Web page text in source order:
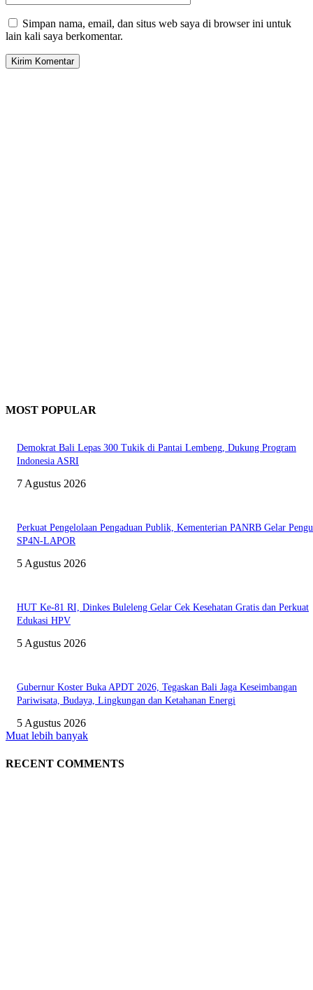
Simpan nama, email, dan situs web saya di browser ini untuk
lain kali saya berkomentar.
MOST POPULAR
Demokrat Bali Lepas 300 Tukik di Pantai Lembeng, Dukung Program
Indonesia ASRI
7 Agustus 2026
Perkuat Pengelolaan Pengaduan Publik, Kementerian PANRB Gelar
SP4N-LAPOR
5 Agustus 2026
HUT Ke-81 RI, Dinkes Buleleng Gelar Cek Kesehatan Gratis dan Perkuat
Edukasi HPV
5 Agustus 2026
Gubernur Koster Buka APDT 2026, Tegaskan Bali Jaga Keseimbangan
Pariwisata, Budaya, Lingkungan dan Ketahanan Energi
5 Agustus 2026
Muat lebih banyak
RECENT COMMENTS